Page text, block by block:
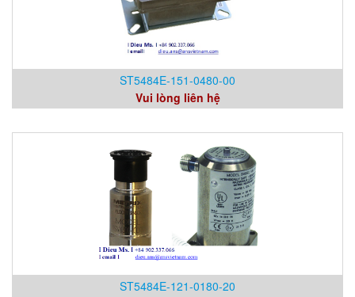
ST5484E-151-0480-00
Vui lòng liên hệ
ST5484E-121-0180-20